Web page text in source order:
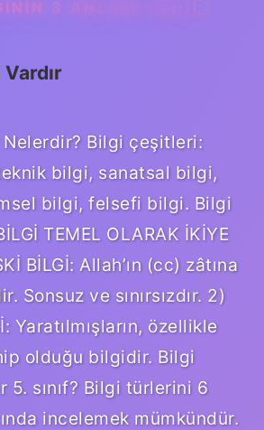
3 ANLAMI NEDIR
Bilgi çeşitleri:
bilgi, sanatsal bilgi,
bilgi, felsefi bilgi. Bilgi
TEMEL OLARAK İKİYE
BİLGİ: Allah’ın (cc) zâtına
Sonsuz ve sınırsızdır. 2)
Yaratılmışların, özellikle
olduğu bilgidir. Bilgi
sınıf? Bilgi türlerini 6
incelemek mümkündür.